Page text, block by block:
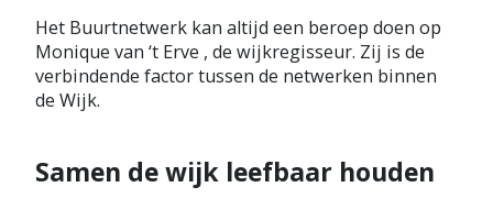
Het Buurtnetwerk kan altijd een beroep doen op
Monique van ‘t Erve , de wijkregisseur. Zij is de
verbindende factor tussen de netwerken binnen
de Wijk.
Samen de wijk leefbaar houden